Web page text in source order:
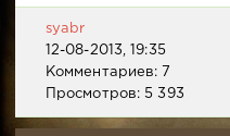
syabr
12-08-2013, 19:35
Комментариев: 7
Просмотров: 5 393